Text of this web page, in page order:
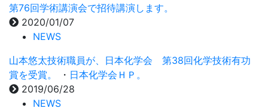
第76回学術講演会で招待講演します。
2020/01/07
NEWS
山本悠太技術職員が、日本化学会 第38回化学技術有功
賞を受賞。
・ 日本化学会ＨＰ。
2019/06/28
NEWS